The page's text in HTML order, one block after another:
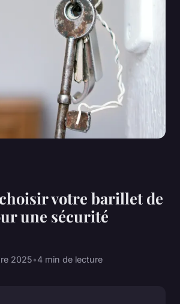
votre barillet de
une sécurité
2025•4 min de lecture